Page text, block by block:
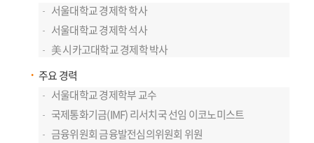
서울대학교 경제학 학사
서울대학교 경제학 석사
美 시카고대학교 경제학 박사
주요 경력
서울대학교 경제학부 교수
국제통화기금(IMF) 리서치국 선임 이코노미스트
금융위원회 금융발전심의위원회 위원